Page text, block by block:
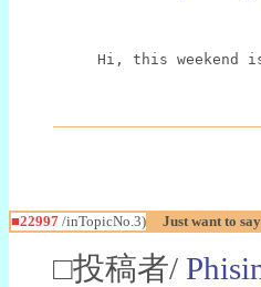
Hi, this weekend
■22997 /inTopicNo.3) Just want to
□投稿者/